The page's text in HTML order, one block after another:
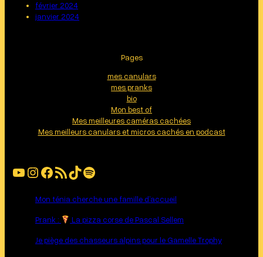
février 2024
janvier 2024
Pages
mes canulars
mes pranks
bio
Mon best of
Mes meilleures caméras cachées
Mes meilleurs canulars et micros cachés en podcast
YouTube Instagram Facebook Flux RSS TikTok Spotify
Mon ténia cherche une famille d’accueil
Prank : La pizza corse de Pascal Sellem
Je piège des chasseurs alpins pour le Gamelle Trophy